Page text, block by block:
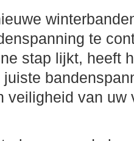
te
stap lijkt, heeft
veiligheid van uw